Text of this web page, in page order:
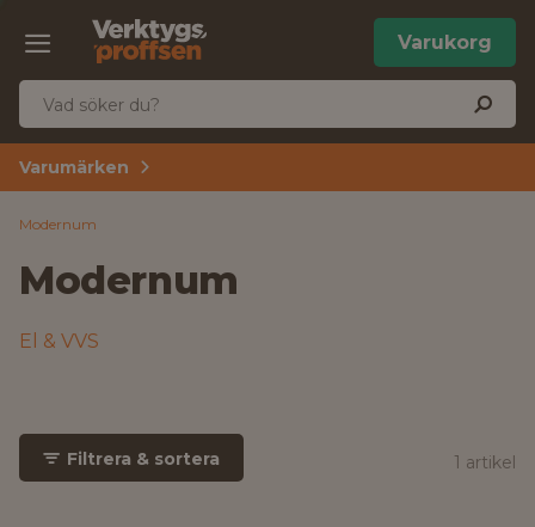
Varukorg
Varumärken
Modernum
Modernum
El & VVS
Filtrera & sortera 1 artikel